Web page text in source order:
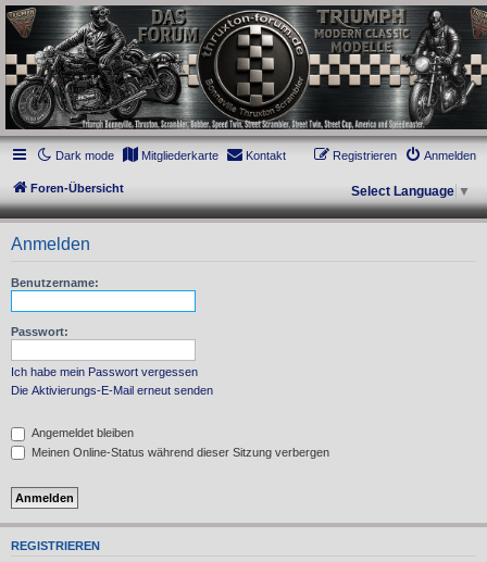
thruxton-forum.de
DAS FORUM! Alles rund um die Triumph Modern Classic Modelle. Das Forum für
die New Bonneville Baureihen ab BJ 2001. Triumph Bonneville, Thruxton,
Scrambler, Bobber, Speed Twin, Street Scrambler, Street Twin, Street Cup, America
und Speedmaster.
Dark mode
Mitgliederkarte Kontakt Anmelden
Registrieren
Foren-Übersicht Select Language ▼
Anmelden
Benutzername:
Passwort:
Ich habe mein Passwort vergessen
Die Aktivierungs-E-Mail erneut senden
Angemeldet bleiben
Meinen Online-Status während dieser Sitzung verbergen
REGISTRIEREN